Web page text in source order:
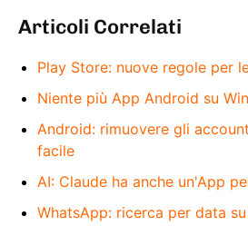
Articoli Correlati
Play Store: nuove regole per
Niente più App Android su
Android: rimuovere gli
facile
AI: Claude ha anche un'App
WhatsApp: ricerca per data